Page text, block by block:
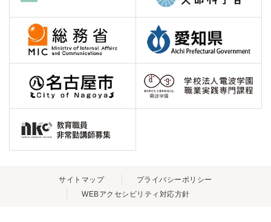
サイトマップ
プライバシーポリシー
WEBアクセシビリティ対応方針